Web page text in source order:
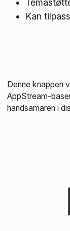
Kan
Denne knappen
AppStream-
handsamaren i